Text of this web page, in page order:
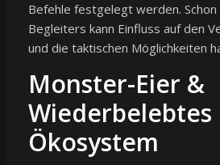
Befehle festgelegt werden. Schon
Begleiters kann Einfluss auf den
und die taktischen Möglichkeiten
Monster-Eier &
Wiederbelebtes
Ökosystem